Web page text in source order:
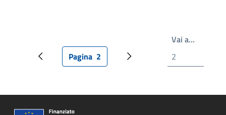
Pagina precedentePagina attuale
Pagina 2 Prossima pagina
Vai a…